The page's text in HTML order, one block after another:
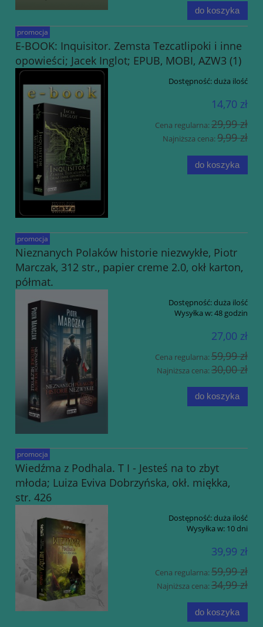
do koszyka
E-BOOK: Inquisitor. Zemsta Tezcatlipoki i inne
opowieści; Jacek Inglot; EPUB, MOBI, AZW3 (1)
Dostępność:duża ilość
14,70 zł
Cena regularna: 29,99 zł
Najniższa cena: 9,99 zł
do koszyka
promocja
Nieznanych Polaków historie niezwykłe, Piotr
Marczak, 312 str., papier creme 2.0, okł karton,
półmat.
Dostępność:duża ilość
Wysyłka w:48 godzin
27,00 zł
Cena regularna: 59,99 zł
Najniższa cena: 30,00 zł
do koszyka
promocja
Wiedźma z Podhala. T I - Jesteś na to zbyt
młoda; Luiza Eviva Dobrzyńska, okł. miękka,
str. 426
Dostępność:duża ilość
Wysyłka w: 10 dni
39,99 zł
Cena regularna: 59,99 zł
Najniższa cena: 34,99 zł
do koszyka
promocja